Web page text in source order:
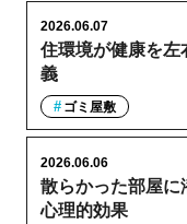
住環境が健康を左
義
2026.06.07
ゴミ屋敷
散らかった部屋に
心理的効果
2026.06.06